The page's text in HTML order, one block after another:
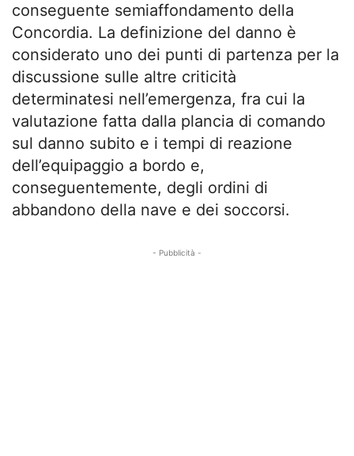
conseguente semiaffondamento della
Concordia. La definizione del danno è
considerato uno dei punti di partenza per la
discussione sulle altre criticità
determinatesi nell’emergenza, fra cui la
valutazione fatta dalla plancia di comando
sul danno subito e i tempi di reazione
dell’equipaggio a bordo e,
conseguentemente, degli ordini di
abbandono della nave e dei soccorsi.
- Pubblicità -